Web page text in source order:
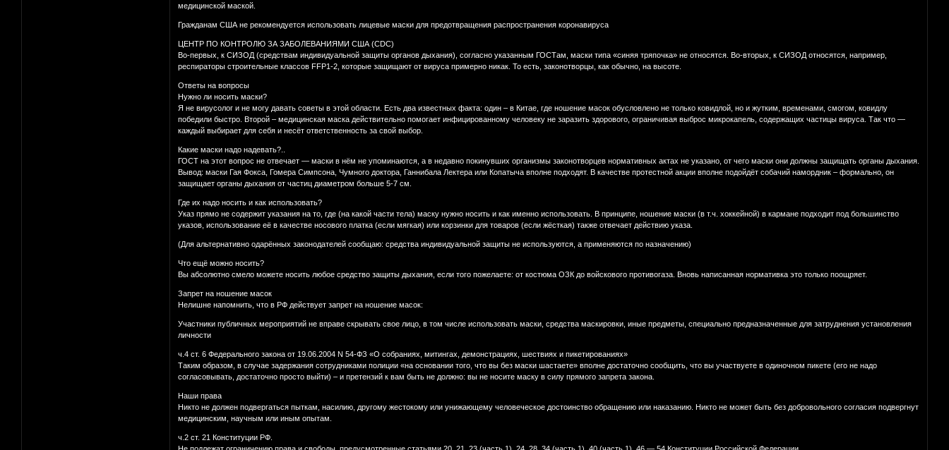
медицинской маской.
Гражданам США не рекомендуется использовать лицевые маски для предотвращения распространения коронавируса
ЦЕНТР ПО КОНТРОЛЮ ЗА ЗАБОЛЕВАНИЯМИ США (CDC)
Во-первых, к СИЗОД (средствам индивидуальной защиты органов дыхания), согласно указанным ГОСТам, маски типа «синяя тряпочка» не относятся. Во-вторых, к СИЗОД относятся, например,
респираторы строительные классов FFP1-2, которые защищают от вируса примерно никак. То есть, законотворцы, как обычно, на высоте.
Ответы на вопросы
Нужно ли носить маски?
Я не вирусолог и не могу давать советы в этой области. Есть два известных факта: один – в Китае, где ношение масок обусловлено не только ковидлой, но и жутким, временами, смогом, ковидлу
победили быстро. Второй – медицинская маска действительно помогает инфицированному человеку не заразить здорового, ограничивая выброс микрокапель, содержащих частицы вируса. Так что —
каждый выбирает для себя и несёт ответственность за свой выбор.
Какие маски надо надевать?..
ГОСТ на этот вопрос не отвечает — маски в нём не упоминаются, а в недавно покинувших организмы законотворцев нормативных актах не указано, от чего маски они должны защищать органы дыхания.
Вывод: маски Гая Фокса, Гомера Симпсона, Чумного доктора, Ганнибала Лектера или Копатыча вполне подходят. В качестве протестной акции вполне подойдёт собачий намордник – формально, он
защищает органы дыхания от частиц диаметром больше 5-7 см.
Где их надо носить и как использовать?
Указ прямо не содержит указания на то, где (на какой части тела) маску нужно носить и как именно использовать. В принципе, ношение маски (в т.ч. хоккейной) в кармане подходит под большинство
указов, использование её в качестве носового платка (если мягкая) или корзинки для товаров (если жёсткая) также отвечает действию указа.
(Для альтернативно одарённых законодателей сообщаю: средства индивидуальной защиты не используются, а применяются по назначению)
Что ещё можно носить?
Вы абсолютно смело можете носить любое средство защиты дыхания, если того пожелаете: от костюма ОЗК до войскового противогаза. Вновь написанная нормативка это только поощряет.
Запрет на ношение масок
Нелишне напомнить, что в РФ действует запрет на ношение масок:
Участники публичных мероприятий не вправе скрывать свое лицо, в том числе использовать маски, средства маскировки, иные предметы, специально предназначенные для затруднения установления
личности
ч.4 ст. 6 Федерального закона от 19.06.2004 N 54-ФЗ «О собраниях, митингах, демонстрациях, шествиях и пикетированиях»
Таким образом, в случае задержания сотрудниками полиции «на основании того, что вы без маски шастаете» вполне достаточно сообщить, что вы участвуете в одиночном пикете (его не надо
согласовывать, достаточно просто выйти) – и претензий к вам быть не должно: вы не носите маску в силу прямого запрета закона.
Наши права
Никто не должен подвергаться пыткам, насилию, другому жестокому или унижающему человеческое достоинство обращению или наказанию. Никто не может быть без добровольного согласия подвергнут
медицинским, научным или иным опытам.
ч.2 ст. 21 Конституции РФ.